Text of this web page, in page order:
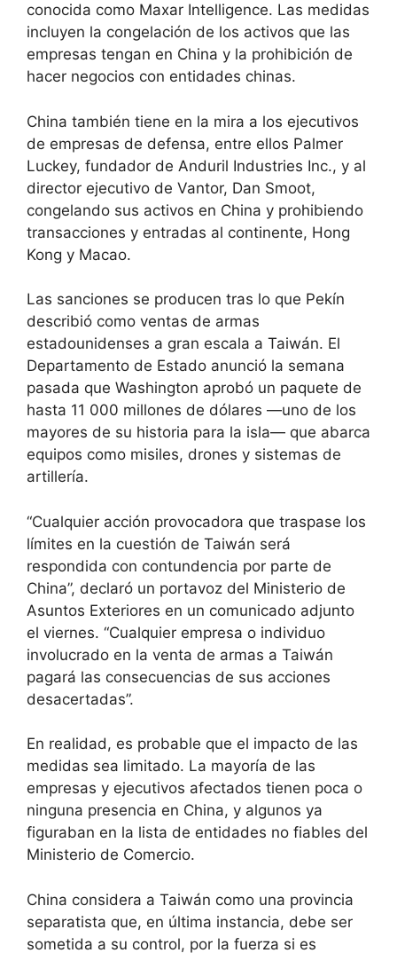
conocida como Maxar Intelligence. Las medidas
incluyen la congelación de los activos que las
empresas tengan en China y la prohibición de
hacer negocios con entidades chinas.
China también tiene en la mira a los ejecutivos
de empresas de defensa, entre ellos Palmer
Luckey, fundador de Anduril Industries Inc., y al
director ejecutivo de Vantor, Dan Smoot,
congelando sus activos en China y prohibiendo
transacciones y entradas al continente, Hong
Kong y Macao.
Las sanciones se producen tras lo que Pekín
describió como ventas de armas
estadounidenses a gran escala a Taiwán. El
Departamento de Estado anunció la semana
pasada que Washington aprobó un paquete de
hasta 11 000 millones de dólares —uno de los
mayores de su historia para la isla— que abarca
equipos como misiles, drones y sistemas de
artillería.
“Cualquier acción provocadora que traspase los
límites en la cuestión de Taiwán será
respondida con contundencia por parte de
China”, declaró un portavoz del Ministerio de
Asuntos Exteriores en un comunicado adjunto
el viernes. “Cualquier empresa o individuo
involucrado en la venta de armas a Taiwán
pagará las consecuencias de sus acciones
desacertadas”.
En realidad, es probable que el impacto de las
medidas sea limitado. La mayoría de las
empresas y ejecutivos afectados tienen poca o
ninguna presencia en China, y algunos ya
figuraban en la lista de entidades no fiables del
Ministerio de Comercio.
China considera a Taiwán como una provincia
separatista que, en última instancia, debe ser
sometida a su control, por la fuerza si es